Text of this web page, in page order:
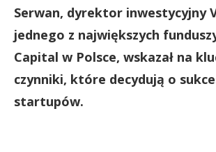
Serwan, dyrektor inwestycyjny
jednego z największych
Capital w Polsce, wskazał na
czynniki, które decydują o
startupów.